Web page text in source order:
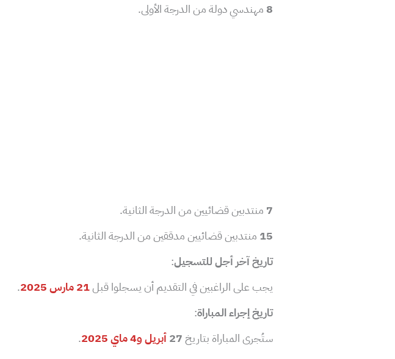
8 مهندسي دولة من الدرجة الأولى.
7 منتدبين قضائيين من الدرجة الثانية.
15 منتدبين قضائيين مدققين من الدرجة الثانية.
تاريخآخر أجل للتسجيل:
يجب على الراغبين في التقديم أن يسجلوا قبل21 مارس 2025
.
تاريخ إجراء المباراة:
ستُجرى المباراة بتاريخ27أبريل و4 ماي 2025 .